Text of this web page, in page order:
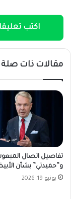
اكتب
مقالات ذات صلة
تفاصيل اتصال
و”حميدتي” بشأن
يونيو 19, 2026